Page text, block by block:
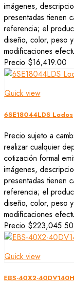
imágenes,
presentadas tienen
referencia; el
diseño, color, peso
modificaciones
Precio $16,419.00
Quick view
6SE18044LDS Lodos
Precio sujeto a
realizar cualquier
cotización formal
imágenes,
presentadas tienen
referencia; el
diseño, color, peso
modificaciones
Precio $223,045.50
Quick view
EBS-40X2-